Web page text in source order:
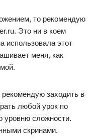
то рекомендую
Это ни в коем
использовала этот
меня, как
заходить в
любой урок по
уровню сложности.
скринами.